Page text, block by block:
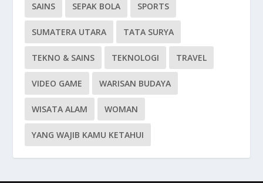
SAINS SEPAK BOLA SPORTS
SUMATERA UTARA TATA SURYA
TEKNO & SAINS TEKNOLOGI TRAVEL
VIDEO GAME WARISAN BUDAYA
WISATA ALAM WOMAN
YANG WAJIB KAMU KETAHUI